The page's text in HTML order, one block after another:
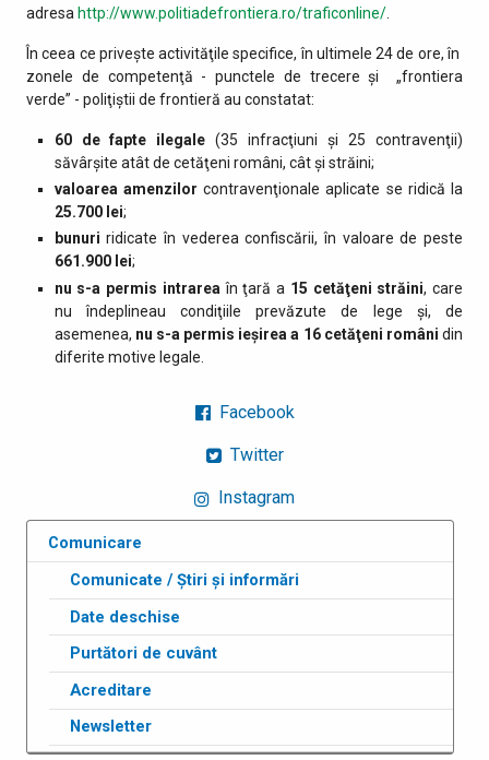
adresa http://www.politiadefrontiera.ro/traficonline/
În ceea ce priveşte activităţile specifice, în ultimele 24 de ore, în
zonele de competenţă - punctele de trecere şi „frontiera
verde” - poliţiştii de frontieră au constatat:
60 de fapte ilegale(35 infracţiuni şi 25 contravenţii)
săvârşite atât de cetăţeni români, cât şi străini;
valoarea amenzilor contravenţionale aplicate se ridică la
25.700 lei;
bunuriridicate în vederea confiscării, în valoare de peste
661.900 lei;
nu s-a permis intrarea în ţară a 15 cetăţeni străini, care
nu îndeplineau condiţiile prevăzute de lege şi, de
asemenea, nu s-a permis ieşirea a 16 cetăţeni români din
diferite motive legale.
Facebook
Twitter
Instagram
Comunicare
Comunicate / Știri și informări
Date deschise
Purtători de cuvânt
Acreditare
Newsletter